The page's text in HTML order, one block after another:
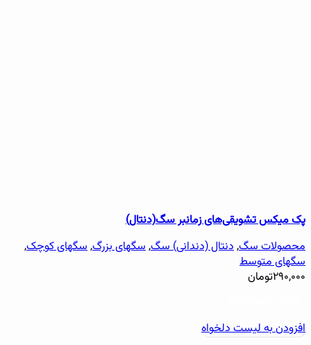
پک میکس تشویقی‌های زمانبر سگ(دنتال)
محصولات سگ,دنتال (دندانی) سگ,سگهای بزرگ,سگهای کوچک,
سگهای متوسط
۲۹۰,۰۰۰تومان
افزودن به لیست دلخواه